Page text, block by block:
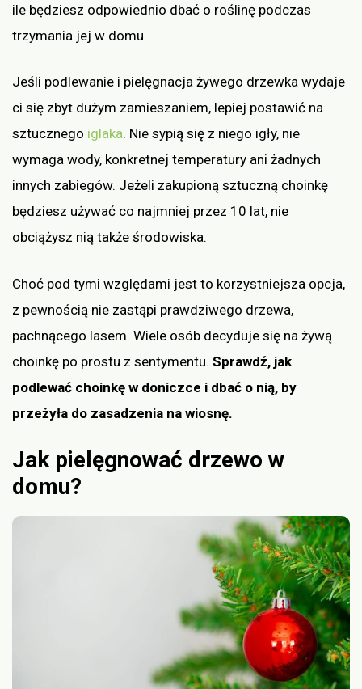
ile będziesz odpowiednio dbać o roślinę podczas
trzymania jej w domu.
Jeśli podlewanie i pielęgnacja żywego drzewka wydaje
ci się zbyt dużym zamieszaniem, lepiej postawić na
sztucznego iglaka. Nie sypią się z niego igły, nie
wymaga wody, konkretnej temperatury ani żadnych
innych zabiegów. Jeżeli zakupioną sztuczną choinkę
będziesz używać co najmniej przez 10 lat, nie
obciążysz nią także środowiska.
Choć pod tymi względami jest to korzystniejsza opcja,
z pewnością nie zastąpi prawdziwego drzewa,
pachnącego lasem. Wiele osób decyduje się na żywą
choinkę po prostu z sentymentu. Sprawdź, jak
podlewać choinkę w doniczce i dbać o nią, by
przeżyła do zasadzenia na wiosnę.
Jak pielęgnować drzewo w
domu?